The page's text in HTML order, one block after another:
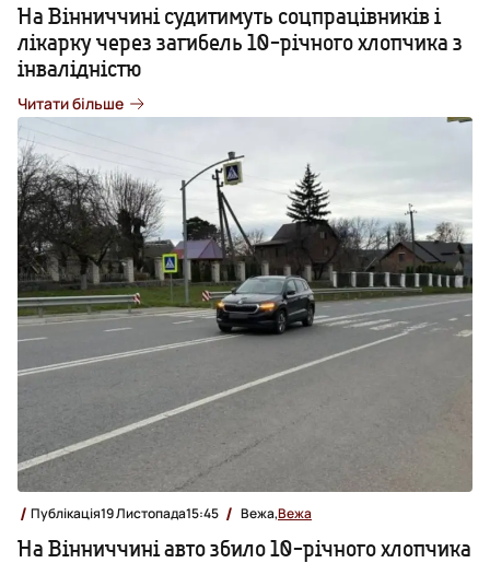
На Вінниччині судитимуть соцпрацівників і
лікарку через загибель 10-річного хлопчика з
інвалідністю
Читати більше
Публікація19 Листопада15:45 Вежа,Вежа
На Вінниччині авто збило 10-річного хлопчика